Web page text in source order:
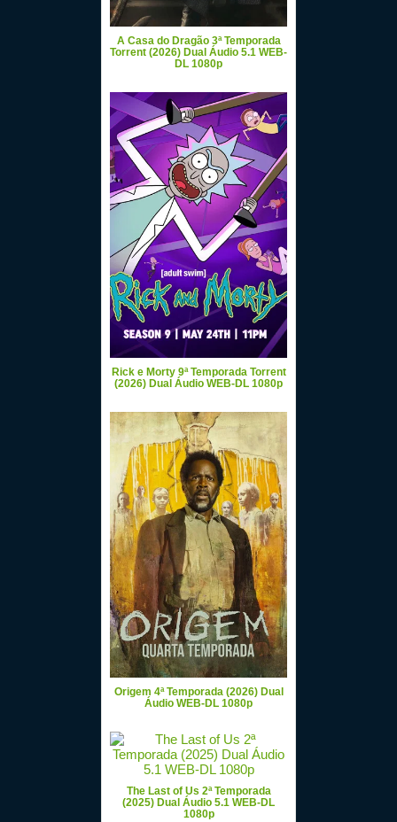
A Casa do Dragão 3ª Temporada
Torrent (2026) Dual Áudio 5.1 WEB-
DL 1080p
Rick e Morty 9ª Temporada Torrent
(2026) Dual Áudio WEB-DL 1080p
Origem 4ª Temporada (2026) Dual
Áudio WEB-DL 1080p
The Last of Us 2ª Temporada
(2025) Dual Áudio 5.1 WEB-DL
1080p